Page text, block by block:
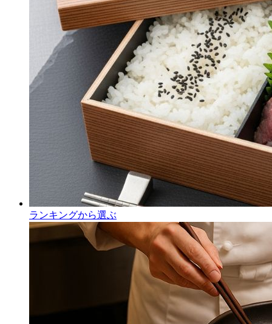
ランキングから選ぶ